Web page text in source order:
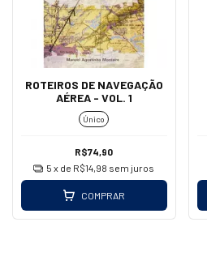
ROTEIROS DE NAVEGAÇÃO
AÉREA - VOL. 1
Único
R$74,90
5 x de R$14,98 sem juros
COMPRAR